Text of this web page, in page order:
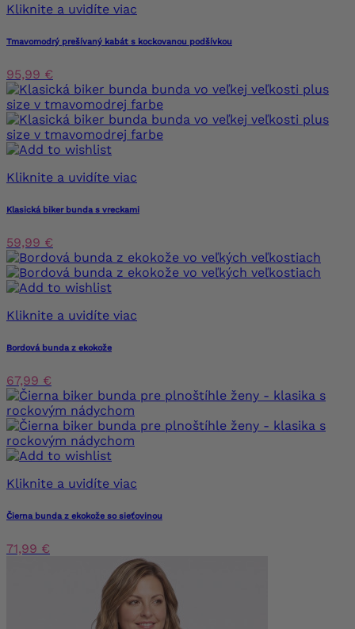
Kliknite a uvidíte viac
Tmavomodrý prešívaný kabát s kockovanou podšívkou
95,99 €
Kliknite a uvidíte viac
Klasická biker bunda s vreckami
59,99 €
Kliknite a uvidíte viac
Bordová bunda z ekokože
67,99 €
Kliknite a uvidíte viac
Čierna bunda z ekokože so sieťovinou
71,99 €